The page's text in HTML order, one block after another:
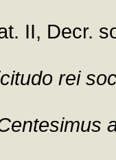
II, Decr.
rei